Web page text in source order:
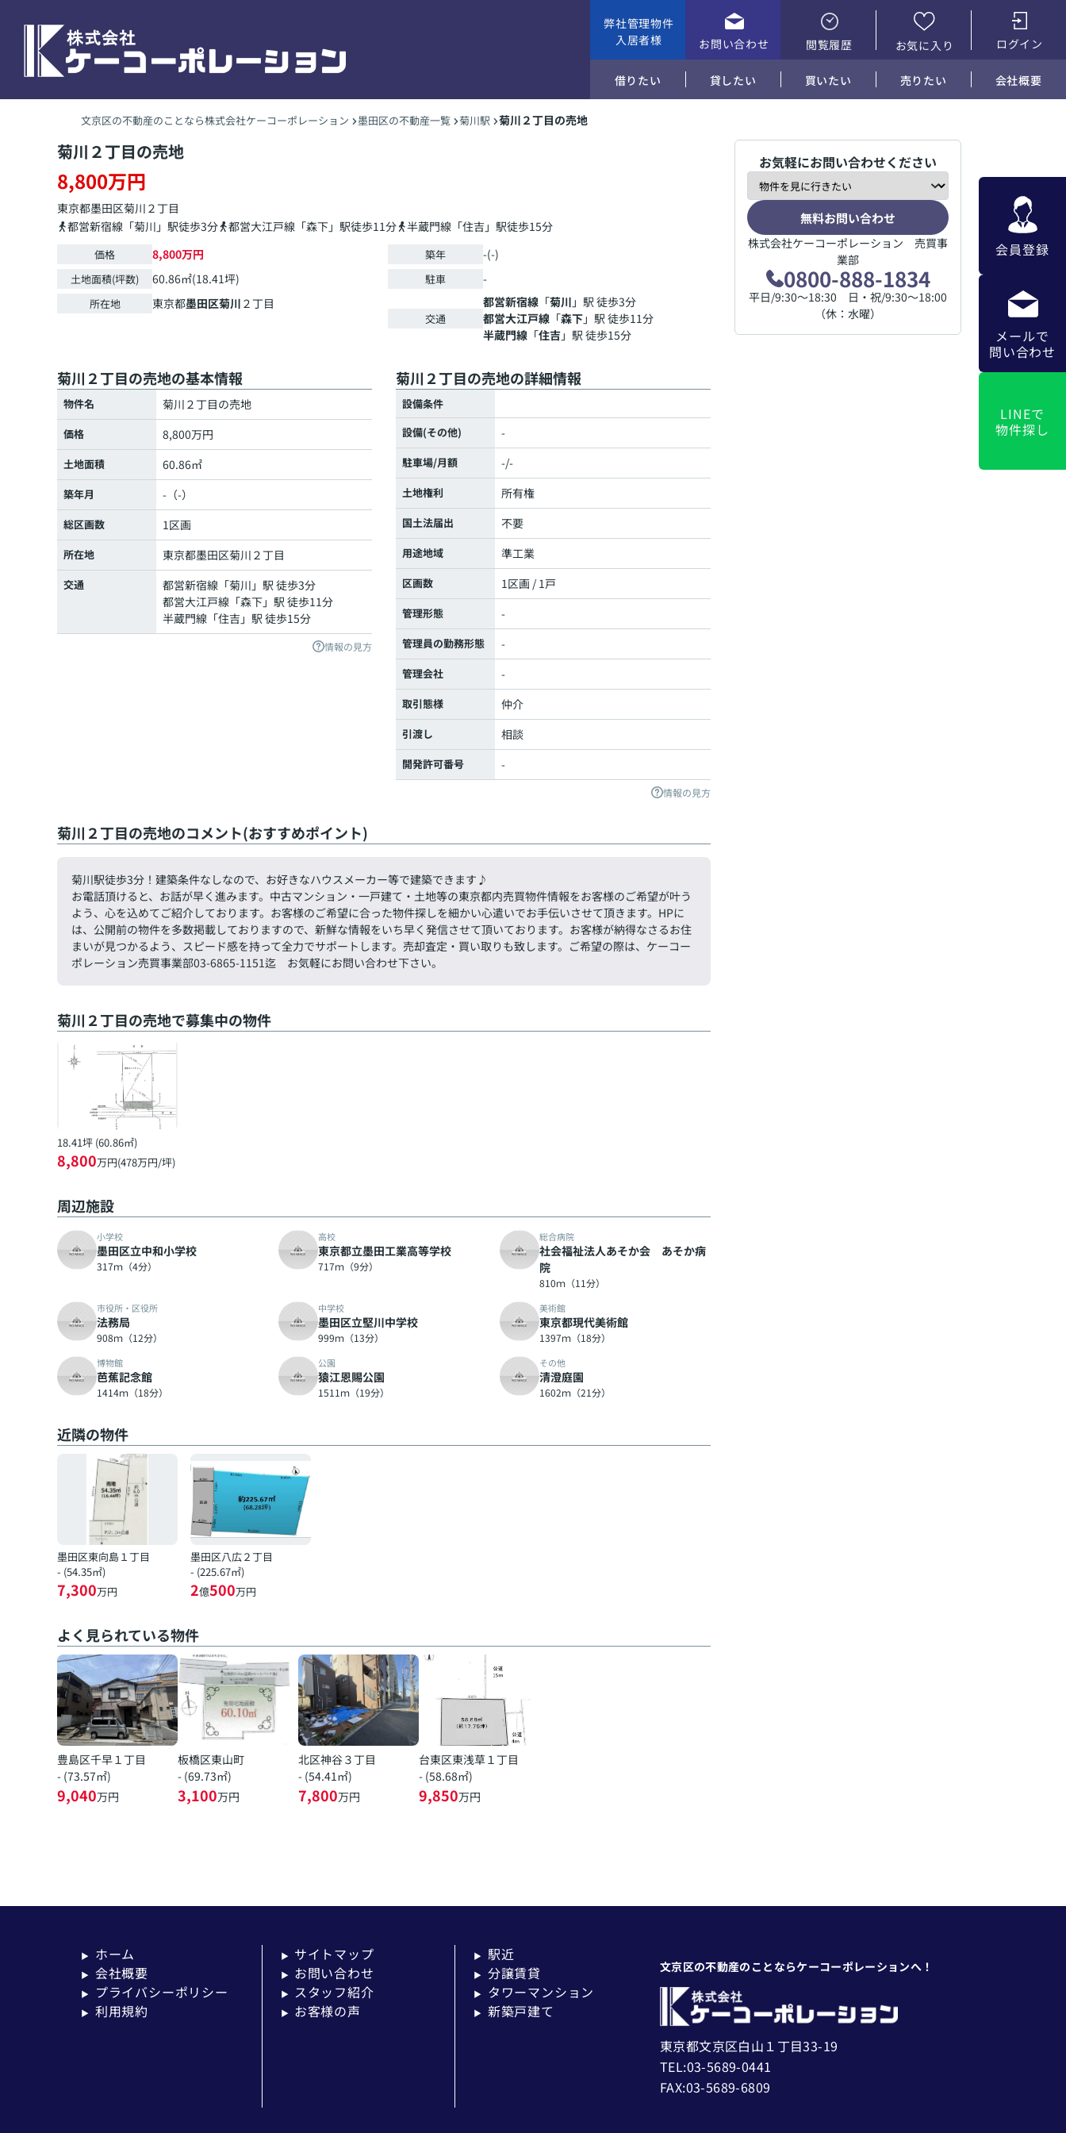
弊社管理物件
入居者様
お問い合わせ 閲覧履歴 お気に入り ログイン
借りたい 貸したい 買いたい 売りたい 会社概要
会員登録
メールで
問い合わせ
LINEで
物件探し
文京区の不動産のことなら株式会社ケーコーポレーション 墨田区の不動産一覧 菊川駅 菊川２丁目の売地
菊川２丁目の売地
8,800万円
東京都墨田区菊川 ２丁目
都営新宿線「菊川」駅徒歩3分
都営大江戸線「森下」駅徒歩11分 半蔵門線「住吉」駅徒歩15分
価格 8,800万円
土地面積(坪数) 60.86㎡(18.41坪)
所在地 東京都墨田区菊川 ２丁目
築年 -(-)
駐車 -
交通
都営新宿線 「菊川 」駅 徒歩3分
都営大江戸線 「森下」駅 徒歩11分
半蔵門線 「住吉」駅 徒歩15分
菊川２丁目の売地の基本情報
物件名 菊川２丁目の売地
価格 8,800万円
土地面積 60.86㎡
築年月 -（-）
総区画数 1区画
所在地 東京都墨田区菊川 ２丁目
交通 都営新宿線 「菊川 」駅 徒歩3分
都営大江戸線 「森下」駅 徒歩11分
半蔵門線 「住吉 」駅 徒歩15分
情報の見方
菊川２丁目の売地の詳細情報
設備条件
設備(その他)
-
駐車場/月額 -/-
土地権利 所有権
国土法届出 不要
用途地域 準工業
区画数 1区画 / 1戸
管理形態 -
管理員の勤務形態 -
管理会社 -
取引態様 仲介
引渡し 相談
開発許可番号 -
情報の見方
菊川２丁目の売地のコメント(おすすめポイント)
菊川駅徒歩3分！建築条件なしなので、お好きなハウスメーカー等で建築できます♪
お電話頂けると、お話が早く進みます。中古マンション・一戸建て・土地等の東京都内売買物件情報をお客様のご希望が叶う
よう、心を込めてご紹介しております。お客様のご希望に合った物件探しを細かい心遣いでお手伝いさせて頂きます。HPに
は、公開前の物件を多数掲載しておりますので、新鮮な情報をいち早く発信させて頂いております。お客様が納得なさるお住
まいが見つかるよう、スピード感を持って全力でサポートします。売却査定・買い取りも致します。ご希望の際は、ケーコー
ポレーション売買事業部03-6865-1151迄 お気軽にお問い合わせ下さい。
菊川２丁目の売地で募集中の物件
18.41坪 (60.86㎡)
8,800万円(478万円/坪)
周辺施設
小学校
墨田区立中和小学校
317ｍ（4分）
高校
東京都立墨田工業高等学校
717ｍ（9分）
総合病院
社会福祉法人あそか会 あそか病
院
810ｍ（11分）
市役所・区役所
法務局
908ｍ（12分）
中学校
墨田区立堅川中学校
999ｍ（13分）
美術館
東京都現代美術館
1397ｍ（18分）
博物館
芭蕉記念館
1414ｍ（18分）
公園
猿江恩賜公園
1511ｍ（19分）
その他
清澄庭園
1602ｍ（21分）
近隣の物件
墨田区東向島１丁目
- (54.35㎡)
7,300万円
墨田区八広２丁目
- (225.67㎡)
2億500万円
よく見られている物件
豊島区千早１丁目
- (73.57㎡)
9,040万円
板橋区東山町
- (69.73㎡)
3,100万円
北区神谷３丁目
- (54.41㎡)
7,800万円
台東区東浅草１丁目
- (58.68㎡)
9,850万円
お気軽にお問い合わせください
無料お問い合わせ
株式会社ケーコーポレーション 売買事
業部
0800-888-1834
平日/9:30～18:30 日・祝/9:30～18:00
（休：水曜）
▶ ホーム
▶ 会社概要
▶ プライバシーポリシー
▶ 利用規約
▶ サイトマップ
▶ お問い合わせ
▶ スタッフ紹介
▶ お客様の声
▶ 駅近
▶ 分譲賃貸
▶ タワーマンション
▶ 新築戸建て
文京区の不動産のことならケーコーポレーションへ！
東京都文京区白山１丁目33-19
TEL:03-5689-0441
FAX:03-5689-6809